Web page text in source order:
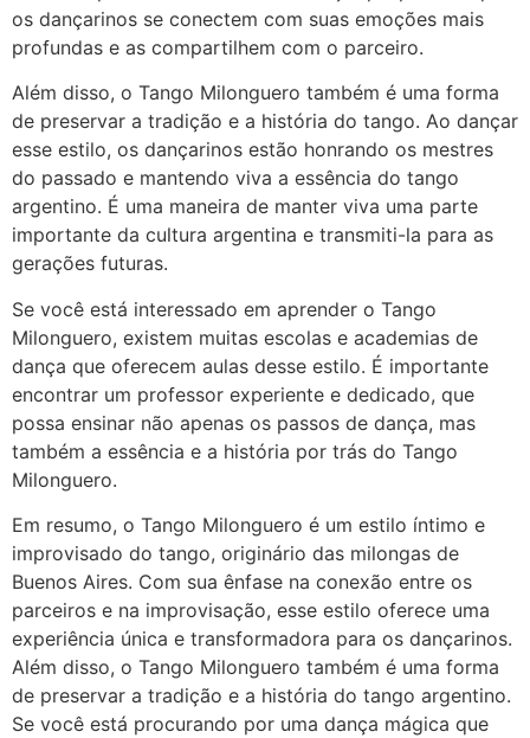
os dançarinos se conectem com suas emoções mais
profundas e as compartilhem com o parceiro.
Além disso, o Tango Milonguero também é uma forma
de preservar a tradição e a história do tango. Ao dançar
esse estilo, os dançarinos estão honrando os mestres
do passado e mantendo viva a essência do tango
argentino. É uma maneira de manter viva uma parte
importante da cultura argentina e transmiti-la para as
gerações futuras.
Se você está interessado em aprender o Tango
Milonguero, existem muitas escolas e academias de
dança que oferecem aulas desse estilo. É importante
encontrar um professor experiente e dedicado, que
possa ensinar não apenas os passos de dança, mas
também a essência e a história por trás do Tango
Milonguero.
Em resumo, o Tango Milonguero é um estilo íntimo e
improvisado do tango, originário das milongas de
Buenos Aires. Com sua ênfase na conexão entre os
parceiros e na improvisação, esse estilo oferece uma
experiência única e transformadora para os dançarinos.
Além disso, o Tango Milonguero também é uma forma
de preservar a tradição e a história do tango argentino.
Se você está procurando por uma dança mágica que